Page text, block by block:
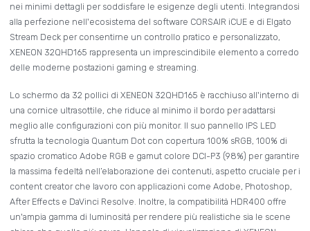
nei minimi dettagli per soddisfare le esigenze degli utenti. Integrandosi
alla perfezione nell'ecosistema del software CORSAIR iCUE e di Elgato
Stream Deck per consentirne un controllo pratico e personalizzato,
XENEON 32QHD165 rappresenta un imprescindibile elemento a corredo
delle moderne postazioni gaming e streaming.
Lo schermo da 32 pollici di XENEON 32QHD165 è racchiuso all'interno di
una cornice ultrasottile, che riduce al minimo il bordo per adattarsi
meglio alle configurazioni con più monitor. Il suo pannello IPS LED
sfrutta la tecnologia Quantum Dot con copertura 100% sRGB, 100% di
spazio cromatico Adobe RGB e gamut colore DCI-P3 (98%) per garantire
la massima fedeltà nell’elaborazione dei contenuti, aspetto cruciale per i
content creator che lavoro con applicazioni come Adobe, Photoshop,
After Effects e DaVinci Resolve. Inoltre, la compatibilità HDR400 offre
un'ampia gamma di luminosità per rendere più realistiche sia le scene